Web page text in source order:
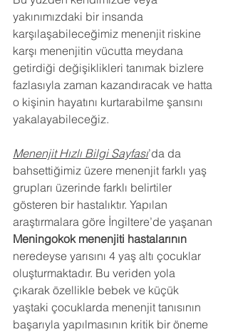
yakınımızdaki bir insanda
karşılaşabileceğimiz menenjit riskine
karşı menenjitin vücutta meydana
getirdiği değişiklikleri tanımak bizlere
fazlasıyla zaman kazandıracak ve hatta
o kişinin hayatını kurtarabilme şansını
yakalayabileceğiz.
Menenjit Hızlı Bilgi Sayfası’da da
bahsettiğimiz üzere menenjit farklı yaş
grupları üzerinde farklı belirtiler
gösteren bir hastalıktır. Yapılan
araştırmalara göre İngiltere’de yaşanan
Meningokok menenjiti hastalarının
neredeyse yarısını 4 yaş altı çocuklar
oluşturmaktadır. Bu veriden yola
çıkarak özellikle bebek ve küçük
yaştaki çocuklarda menenjit tanısının
başarıyla yapılmasının kritik bir öneme